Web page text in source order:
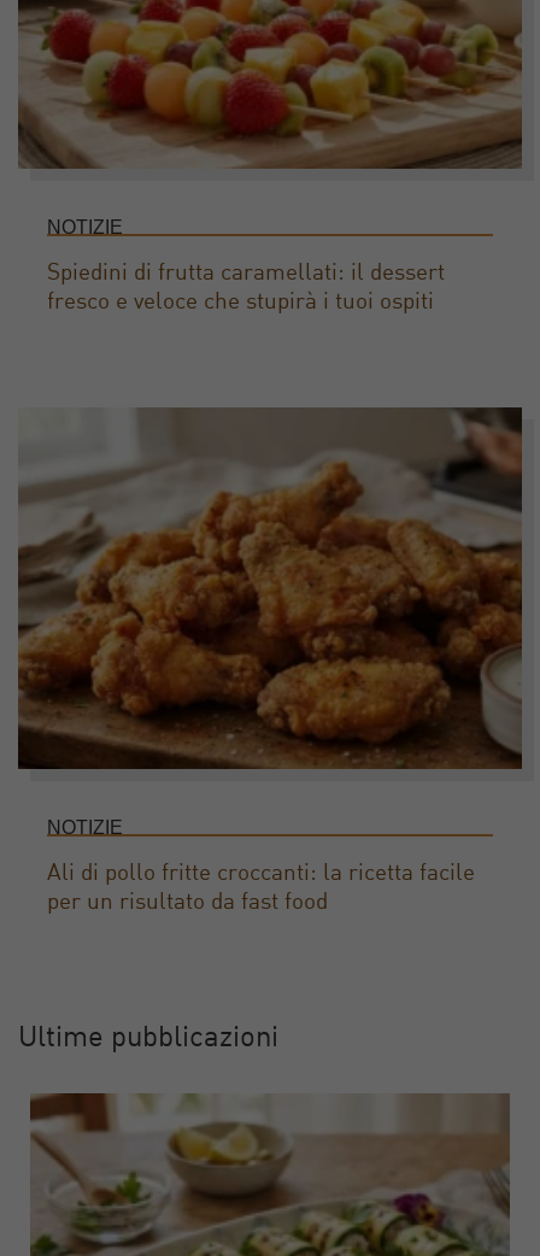
NOTIZIE
Spiedini di frutta caramellati: il dessert
fresco e veloce che stupirà i tuoi ospiti
NOTIZIE
Ali di pollo fritte croccanti: la ricetta facile
per un risultato da fast food
Ultime pubblicazioni